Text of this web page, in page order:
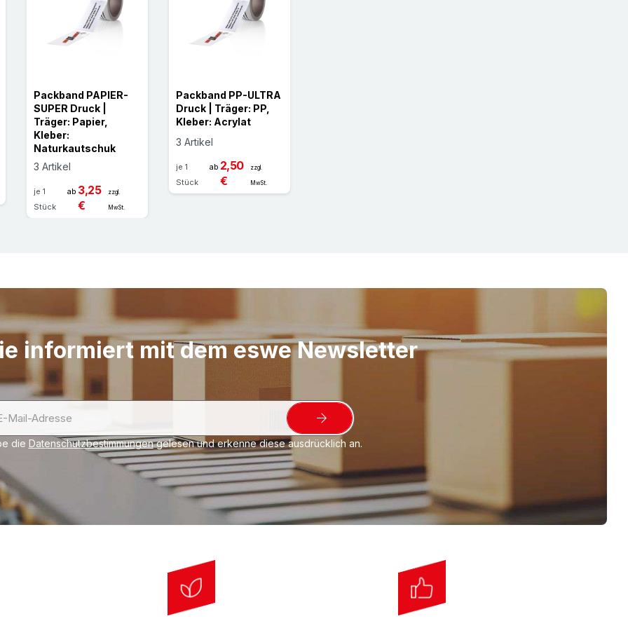
übernehmen und daher auch nicht fur direkte, indirekte, beiläufig
oder folgenschwere ̈Schäden haftbar gemacht werden - eine
bezüglich Einsatzzweck sowie deren Anforderung zu testen.
Packband PAPIER-
SUPER Druck |
Träger: Papier,
Kleber:
Naturkautschuk
3 Artikel
je 1
Stück
ab 3,25
€
zzgl.
MwSt.
Packband PP-ULTRA
Druck | Träger: PP,
Kleber: Acrylat
3 Artikel
je 1
Stück
ab 2,50
€
zzgl.
MwSt.
informiert mit dem eswe Newsletter
die Datenschutzbestimmungengelesen und erkenne diese ausdrücklich an.